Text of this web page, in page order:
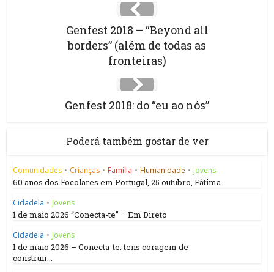
Genfest 2018 – “Beyond all
borders” (além de todas as
fronteiras)
Genfest 2018: do “eu ao nós”
Poderá também gostar de ver
Comunidades • Crianças • Família • Humanidade • Jovens
60 anos dos Focolares em Portugal, 25 outubro, Fátima
Cidadela • Jovens
1 de maio 2026 “Conecta-te” – Em Direto
Cidadela • Jovens
1 de maio 2026 – Conecta-te: tens coragem de
construir...